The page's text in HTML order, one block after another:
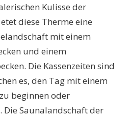
Kulisse der
diese Therme eine
mit einem
und einem
Die Kassenzeiten sind
es, den Tag mit einem
beginnen oder
Die Saunalandschaft der